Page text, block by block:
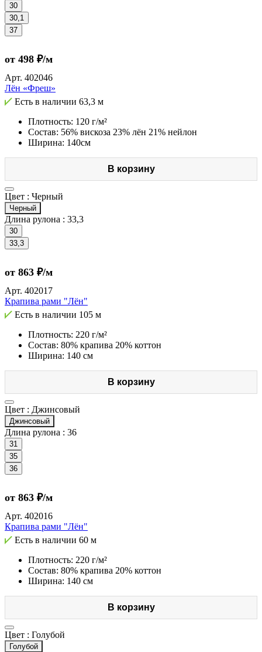
30
30,1
37
от 498 ₽/м
Арт. 402046
Лён «Фреш»
Есть в наличии 63,3 м
Плотность: 120 г/м²
Состав: 56% вискоза 23% лён 21% нейлон
Ширина: 140см
В корзину
Цвет : Черный
Черный
Длина рулона : 33,3
30
33,3
от 863 ₽/м
Арт. 402017
Крапива рами "Лён"
Есть в наличии 105 м
Плотность: 220 г/м²
Состав: 80% крапива 20% коттон
Ширина: 140 см
В корзину
Цвет : Джинсовый
Джинсовый
Длина рулона : 36
31
35
36
от 863 ₽/м
Арт. 402016
Крапива рами "Лён"
Есть в наличии 60 м
Плотность: 220 г/м²
Состав: 80% крапива 20% коттон
Ширина: 140 см
В корзину
Цвет : Голубой
Голубой